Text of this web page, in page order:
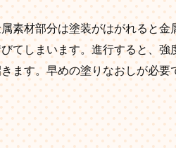
素材部分は塗装がはがれると金
てしまいます。進行すると、強
ます。早めの塗りなおしが必要